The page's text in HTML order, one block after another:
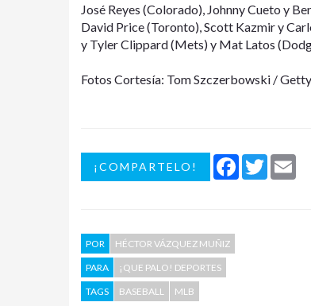
José Reyes (Colorado), Johnny Cueto y
David Price (Toronto), Scott Kazmir y
y Tyler Clippard (Mets) y Mat Latos
Fotos Cortesía: Tom Szczerbowski /
¡COMPARTELO! Facebook
Twitter
POR
HÉCTOR VÁZQUEZ MUÑIZ
PARA
¡QUE PALO! DEPORTES
TAGS
BASEBALL MLB